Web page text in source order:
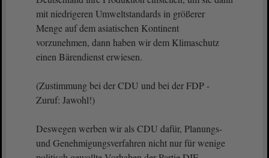
mit niedrigeren Umweltstandards in größerer
Menge auf dem asiatischen Kontinent
vorzunehmen, dann haben wir dem Klimaschutz
einen Bärendienst erwiesen.
(Zustimmung bei der CDU und bei der FDP -
Zuruf: Jawohl!)
Deswegen werben wir als CDU dafür, Planungs-
und Genehmigungsverfahren nicht nur für wenige